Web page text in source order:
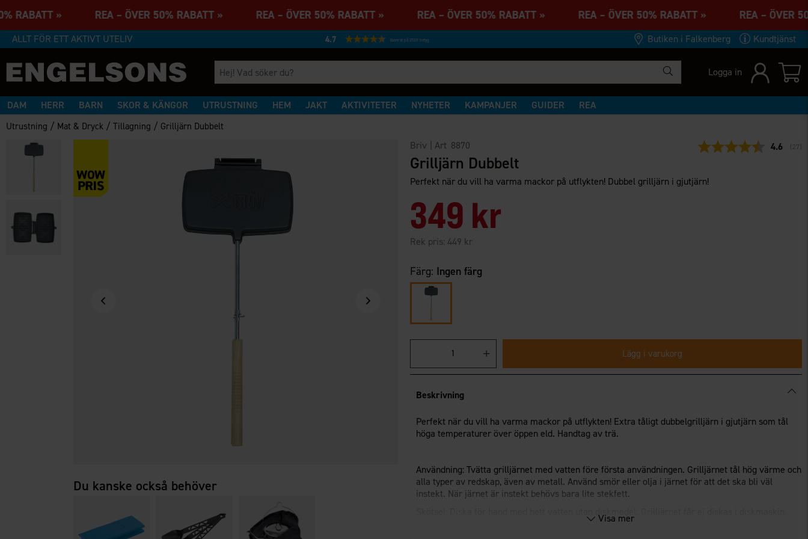
RABATT » REA – ÖVER 50% RABATT » REA – ÖVER 50% RABATT » REA – ÖVER 50% RABATT » REA – ÖVER 50% RABATT » REA –
ALLT FÖR ETT AKTIVT UTELIV 4.7 Baserat på 27231 betyg Butiken i Falkenberg Kundtjänst
Logga in
DAM HERR BARN SKOR & KÄNGOR UTRUSTNING HEM JAKT AKTIVITETER NYHETER KAMPANJER GUIDER REA
Utrustning / Mat & Dryck /Tillagning / Grilljärn Dubbelt
Du kanske också behöver
Briv | Art 8870 4.6 (27
Grilljärn Dubbelt
Perfekt när du vill ha varma mackor på utflykten! Dubbel grilljärn i gjutjärn!
349 kr
Rek pris: 449 kr
Färg: Ingen färg
Lägg i varukorg
Beskrivning
Perfekt när du vill ha varma mackor på utflykten! Extra tåligt dubbelgrilljärn i gjutjärn som tål
höga temperaturer över öppen eld. Handtag av trä.
Användning: Tvätta grilljärnet med vatten före första användningen. Grilljärnet tål hög värme och
alla typer av redskap, även av metall. Använd smör eller olja i järnet för att det ska bli väl
instekt. När järnet är instekt behövs bara lite stekfett.
Torkas med hushållspapper. Fetta gärna in järnet för att undvika rost. Fastbrända matrester kan
Visa mer